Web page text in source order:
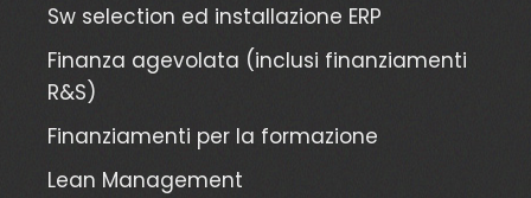
Sw selection ed installazione ERP
Finanza agevolata (inclusi finanziamenti
R&S)
Finanziamenti per la formazione
Lean Management